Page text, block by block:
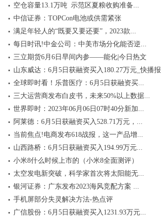
空仓容量13.1万吨 示范区夏粮收购准备...
中信证券：TOPCon电池或供需紧张
满足年轻人的“既要又要还要”，2023款...
每日时讯!中金公司：中美市场分化能否逆...
三立期货6月6日早间内参——能化|今日热文
山东威达：6月5日获融资买入180.27万元_快播报
全球即时看！乐普医疗：6月5日获融资买...
三大运营商发布白皮书，未来50%以上数据...
世界即时：2023年06月06日07时40分新加...
阿莱德：6月5日获融资买入528.71万元，...
当前焦点!电商发布618战报，这一产品增...
山西路桥：6月5日获融资买入194.99万元...
小米8什么时候上市的（小米8全面测评）
太空发电新突破，科学家首次将太阳能无...
银河证券：广东发布2023海风竞配方案 ...
手机屏部分失灵解决方法-热点评
广信股份：6月5日获融资买入1231.93万元...